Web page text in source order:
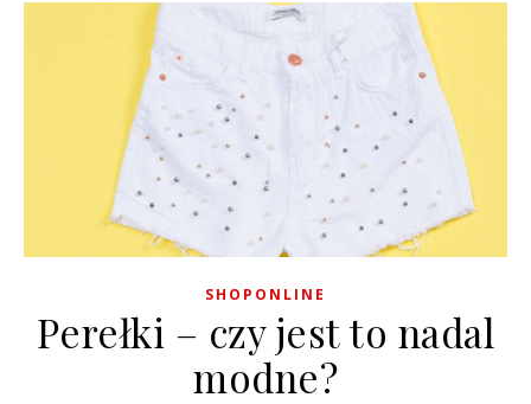
SHOPONLINE
Perełki – czy jest to nadal
modne?